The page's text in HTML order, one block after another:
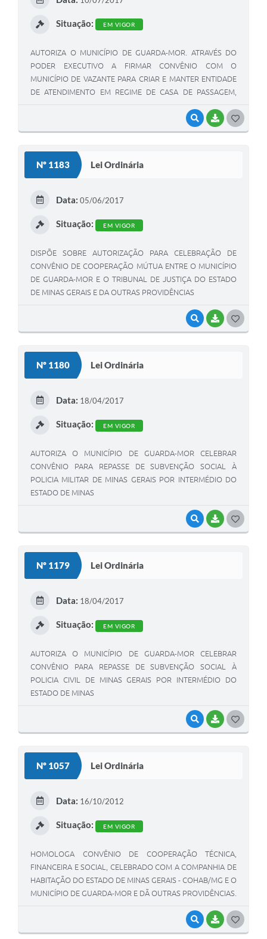
VISUALIZAR
BAIXAR
Situação: EM VIGOR
AUTORIZA O MUNICÍPIO DE GUARDA-MOR. ATRAVÉS DO
PODER EXECUTIVO A FIRMAR CONVÊNIO COM O
MUNICÍPIO DE VAZANTE PARA CRIAR E MANTER ENTIDADE
DE ATENDIMENTO EM REGIME DE CASA DE PASSAGEM,
Nº 1183 Lei Ordinária
VISUALIZAR
BAIXAR
Data: 05/06/2017
Situação: EM VIGOR
DISPÕE SOBRE AUTORIZAÇÃO PARA CELEBRAÇÃO DE
CONVÊNIO DE COOPERAÇÃO MÚTUA ENTRE O MUNICÍPIO
DE GUARDA-MOR E O TRIBUNAL DE JUSTIÇA DO ESTADO
DE MINAS GERAIS E DA OUTRAS PROVIDÊNCIAS
Nº 1180 Lei Ordinária
VISUALIZAR
BAIXAR
Data: 18/04/2017
Situação: EM VIGOR
AUTORIZA O MUNICÍPIO DE GUARDA-MOR CELEBRAR
CONVÊNIO PARA REPASSE DE SUBVENÇÃO SOCIAL À
POLICIA MILITAR DE MINAS GERAIS POR INTERMÉDIO DO
ESTADO DE MINAS
Nº 1179 Lei Ordinária
VISUALIZAR
BAIXAR
Data: 18/04/2017
Situação: EM VIGOR
AUTORIZA O MUNICÍPIO DE GUARDA-MOR CELEBRAR
CONVÊNIO PARA REPASSE DE SUBVENÇÃO SOCIAL À
POLICIA CIVIL DE MINAS GERAIS POR INTERMÉDIO DO
ESTADO DE MINAS
Nº 1057 Lei Ordinária
VISUALIZAR
BAIXAR
Data: 16/10/2012
Situação: EM VIGOR
HOMOLOGA CONVÊNIO DE COOPERAÇÃO TÉCNICA,
FINANCEIRA E SOCIAL, CELEBRADO COM A COMPANHIA DE
HABITAÇÃO DO ESTADO DE MINAS GERAIS - COHAB/MG E O
MUNICÍPIO DE GUARDA-MOR E DÃ OUTRAS PROVIDÊNCIAS.